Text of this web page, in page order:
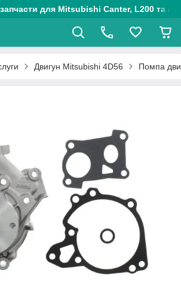
для Mitsubishi Canter, L200 та
Двигун Mitsubishi 4D56 Помпа